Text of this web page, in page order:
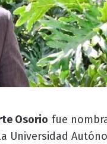
Osorio fue
Universidad